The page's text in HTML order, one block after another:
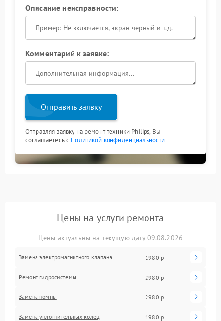
Описание неисправности:
Комментарий к заявке:
Отправить заявку
Отправляя заявку на ремонт техники Philips, Вы
соглашаетесь с Политикой конфиденциальности
Цены на услуги ремонта
Цены актуальны на текущую дату 09.08.2026
Замена электромагнитного клапана 1980 р
Ремонт гидросистемы 2980 р
Замена помпы 2980 р
Замена уплотнительных колец 1980 р